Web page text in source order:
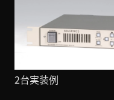
2台実装例